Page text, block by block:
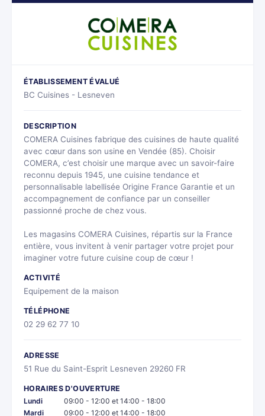
ÉTABLISSEMENT ÉVALUÉ
BC Cuisines - Lesneven
DESCRIPTION
COMERA Cuisines fabrique des cuisines de haute qualité
avec cœur dans son usine en Vendée (85). Choisir
COMERA, c’est choisir une marque avec un savoir-faire
reconnu depuis 1945, une cuisine tendance et
personnalisable labellisée Origine France Garantie et un
accompagnement de confiance par un conseiller
passionné proche de chez vous.
Les magasins COMERA Cuisines, répartis sur la France
entière, vous invitent à venir partager votre projet pour
imaginer votre future cuisine coup de cœur !
ACTIVITÉ
Equipement de la maison
TÉLÉPHONE
02 29 62 77 10
ADRESSE
51 Rue du Saint-Esprit Lesneven 29260 FR
HORAIRES D'OUVERTURE
Lundi
09:00 - 12:00 et 14:00 - 18:00
Mardi
09:00 - 12:00 et 14:00 - 18:00